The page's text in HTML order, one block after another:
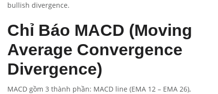
bullish divergence.
Chỉ Báo MACD (Moving
Average Convergence
Divergence)
MACD gồm 3 thành phần: MACD line (EMA 12 – EMA 26),